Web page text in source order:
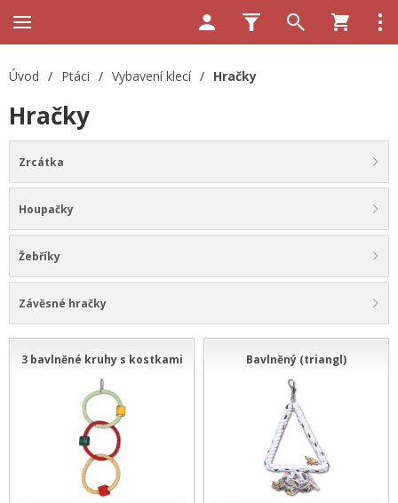
Úvod / Ptáci / Vybavení klecí / Hračky
Hračky
Zrcátka
Houpačky
Žebříky
Závěsné hračky
3 bavlněné kruhy s kostkami Bavlněný (triangl)